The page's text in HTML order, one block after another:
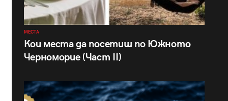
МЕСТА
Кои места да посетиш по Южното
Черноморие (Част II)